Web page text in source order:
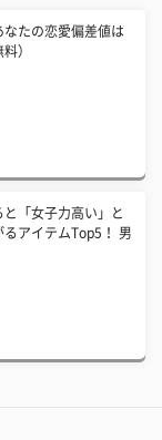
なたの恋愛偏差値は
）
「女子力高い」と
るアイテムTop5！ 男